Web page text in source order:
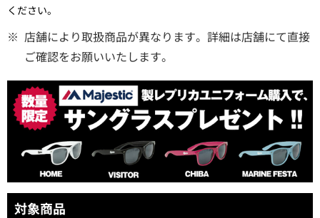
ください。
※ 店舗により取扱商品が異なります。詳細は店舗にて直接
ご確認をお願いいたします。
対象商品